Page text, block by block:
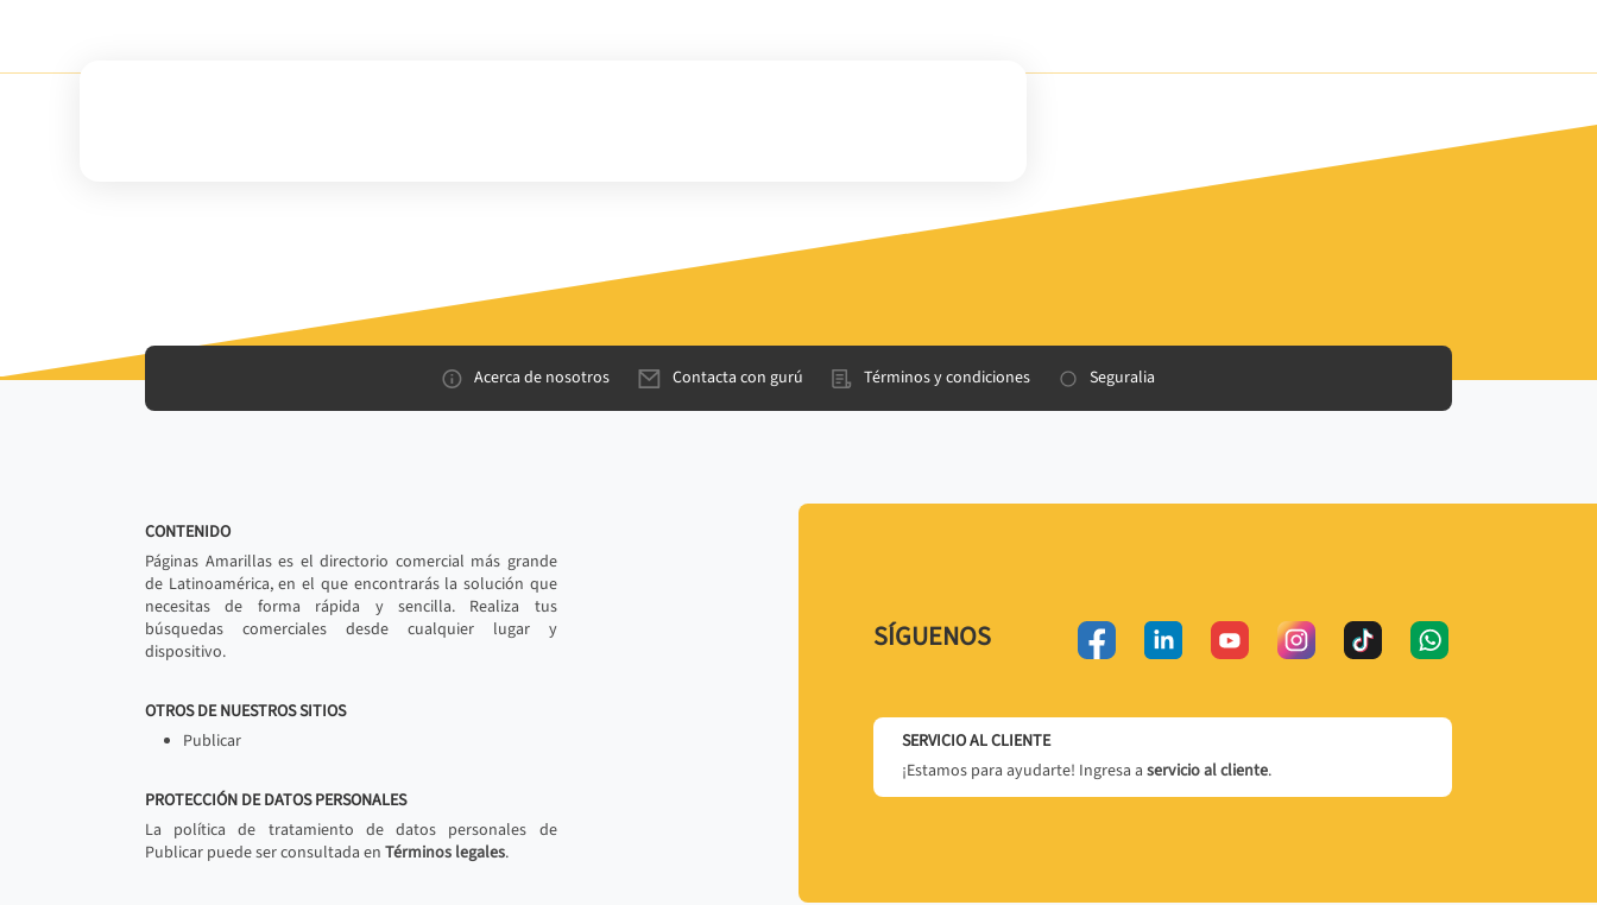
Acerca de nosotros Contacta con gurú Términos y condiciones Seguralia
CONTENIDO
Páginas Amarillas es el directorio comercial más grande
de Latinoamérica, en el que encontrarás la solución que
necesitas de forma rápida y sencilla. Realiza tus
búsquedas comerciales desde cualquier lugar y
dispositivo.
OTROS DE NUESTROS SITIOS
Publicar
PROTECCIÓN DE DATOS PERSONALES
La política de tratamiento de datos personales de
Publicar puede ser consultada en Términos legales.
SÍGUENOS
SERVICIO AL CLIENTE
¡Estamos para ayudarte! Ingresa a servicio al cliente.